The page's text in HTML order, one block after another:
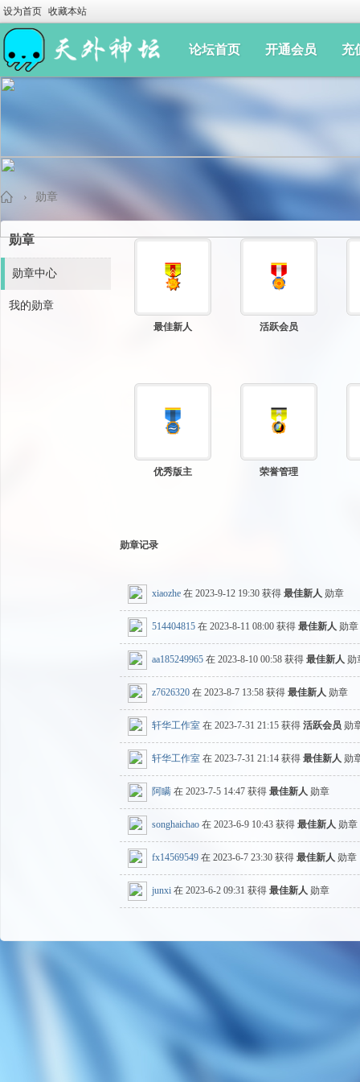
设为首页 收藏本站
论坛首页 开通会员 充
› 勋章
最佳新人 活跃会员
优秀版主 荣誉管理
勋章记录
xiaozhe 在 2023-9-12 19:30 获得 最佳新人 勋章
514404815 在 2023-8-11 08:00 获得 最佳新人 勋章
aa185249965 在 2023-8-10 00:58 获得 最佳新人 勋
z7626320 在 2023-8-7 13:58 获得 最佳新人 勋章
轩华工作室 在 2023-7-31 21:15 获得 活跃会员 勋
轩华工作室 在 2023-7-31 21:14 获得 最佳新人 勋
阿瞒 在 2023-7-5 14:47 获得 最佳新人 勋章
songhaichao 在 2023-6-9 10:43 获得 最佳新人 勋章
fx14569549 在 2023-6-7 23:30 获得 最佳新人 勋章
junxi 在 2023-6-2 09:31 获得 最佳新人 勋章
勋章
勋章中心
我的勋章